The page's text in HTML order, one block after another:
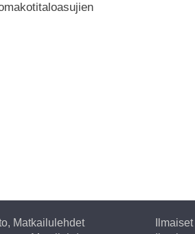
Matkailulehdet